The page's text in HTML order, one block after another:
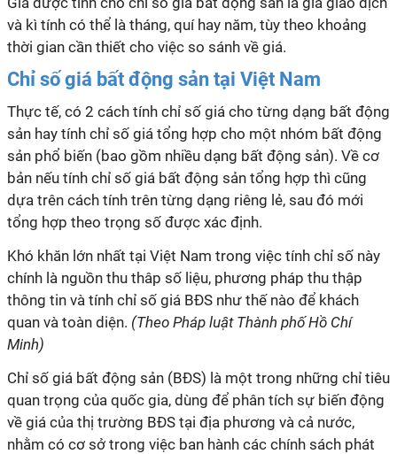
và kì tính có thể là tháng, quí hay năm, tùy theo khoảng
thời gian cần thiết cho việc so sánh về giá.
Chỉ số giá bất động sản tại Việt Nam
Thực tế, có 2 cách tính chỉ số giá cho từng dạng bất động
sản hay tính chỉ số giá tổng hợp cho một nhóm bất động
sản phổ biến (bao gồm nhiều dạng bất động sản). Về cơ
bản nếu tính chỉ số giá bất động sản tổng hợp thì cũng
dựa trên cách tính trên từng dạng riêng lẻ, sau đó mới
tổng hợp theo trọng số được xác định.
Khó khăn lớn nhất tại Việt Nam trong việc tính chỉ số này
chính là nguồn thu thâp số liệu, phương pháp thu thập
thông tin và tính chỉ số giá BĐS như thế nào để khách
quan và toàn diện. (Theo Pháp luật Thành phố Hồ Chí
Minh)
Chỉ số giá bất động sản (BĐS) là một trong những chỉ tiêu
quan trọng của quốc gia, dùng để phân tích sự biến động
về giá của thị trường BĐS tại địa phương và cả nước,
nhằm có cơ sở trong việc ban hành các chính sách phát